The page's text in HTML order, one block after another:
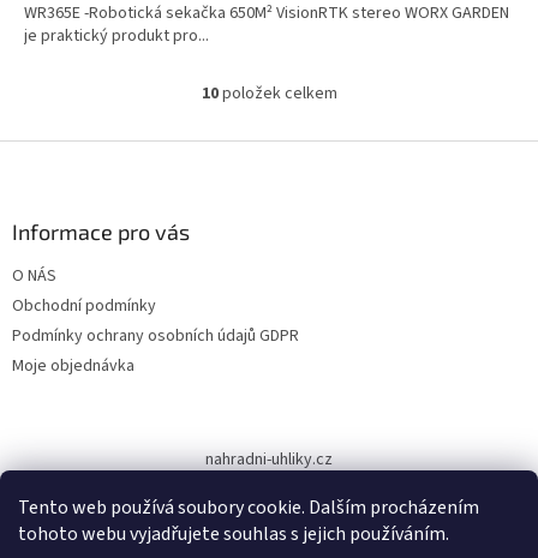
Tento web používá soubory cookie. Dalším procházením
tohoto webu vyjadřujete souhlas s jejich používáním.
WR365E -Robotická sekačka 650M² VisionRTK stereo WORX GARDEN
je praktický produkt pro...
O
l
v
i
u
10položek celkem
Informace pro vás
O NÁS
Obchodní podmínky
Podmínky ochrany osobních údajů GDPR
Moje objednávka
nahradni-uhliky.cz